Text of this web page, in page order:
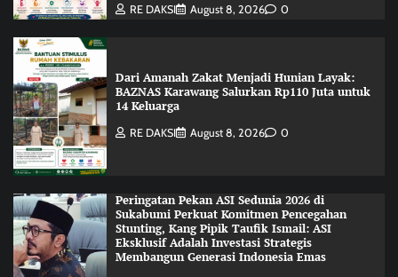
RE DAKSI August 8, 2026 0
Dari Amanah Zakat Menjadi Hunian Layak:
BAZNAS Karawang Salurkan Rp110 Juta untuk
14 Keluarga
RE DAKSI August 8, 2026 0
Peringatan Pekan ASI Sedunia 2026 di
Sukabumi Perkuat Komitmen Pencegahan
Stunting, Kang Pipik Taufik Ismail: ASI
Eksklusif Adalah Investasi Strategis
Membangun Generasi Indonesia Emas